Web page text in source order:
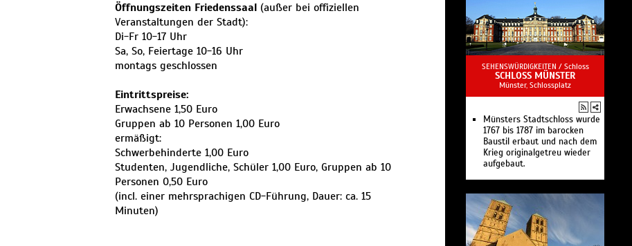
Öffnungszeiten Friedenssaal (außer bei offiziellen
Veranstaltungen der Stadt):
Di-Fr 10-17 Uhr
Sa, So, Feiertage 10-16 Uhr
montags geschlossen
Eintrittspreise:
Erwachsene 1,50 Euro
Gruppen ab 10 Personen 1,00 Euro
ermäßigt:
Schwerbehinderte 1,00 Euro
Studenten, Jugendliche, Schüler 1,00 Euro, Gruppen ab 10
Personen 0,50 Euro
(incl. einer mehrsprachigen CD-Führung, Dauer: ca. 15
Minuten)
SEHENSWÜRDIGKEITEN / Schloss
SCHLOSS MÜNSTER
Münster, Schlossplatz
Münsters Stadtschloss wurde
1767 bis 1787 im barocken
Baustil erbaut und nach dem
Krieg originalgetreu wieder
aufgebaut.